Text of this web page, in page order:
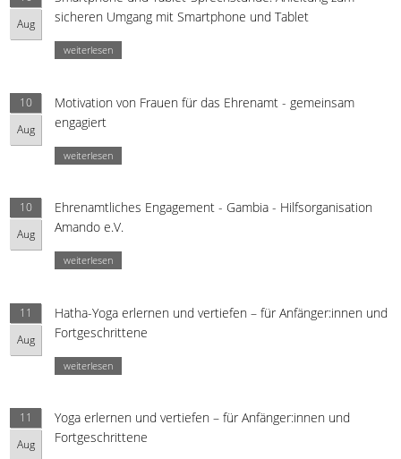
Aug
sicheren Umgang mit Smartphone und Tablet
weiterlesen
10
Aug
Motivation von Frauen für das Ehrenamt - gemeinsam
engagiert
weiterlesen
10
Aug
Ehrenamtliches Engagement - Gambia - Hilfsorganisation
Amando e.V.
weiterlesen
11
Aug
Hatha-Yoga erlernen und vertiefen – für Anfänger:innen und
Fortgeschrittene
weiterlesen
11
Aug
Yoga erlernen und vertiefen – für Anfänger:innen und
Fortgeschrittene